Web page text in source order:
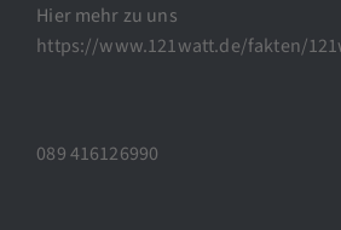
Hier mehr zu uns
https://www.121watt.de/fakten/
089 416126990